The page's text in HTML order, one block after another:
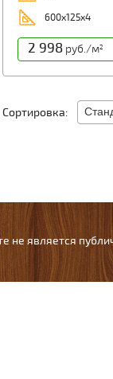
600х125х4
2 998руб./м2
Сортировка:
не является